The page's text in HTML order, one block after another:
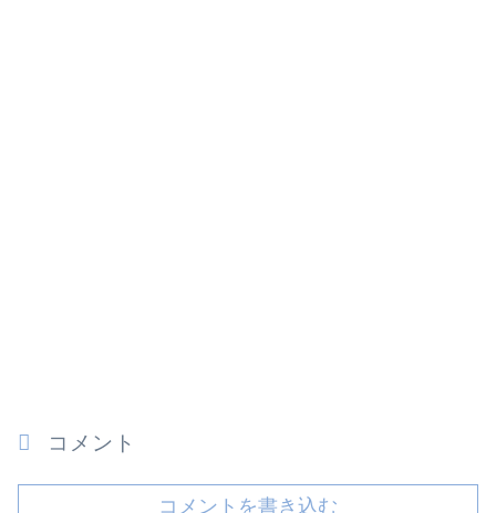
コメント
コメントを書き込む